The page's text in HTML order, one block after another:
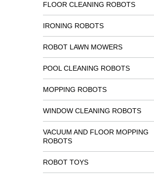
FLOOR CLEANING ROBOTS
IRONING ROBOTS
ROBOT LAWN MOWERS
POOL CLEANING ROBOTS
MOPPING ROBOTS
WINDOW CLEANING ROBOTS
VACUUM AND FLOOR MOPPING
ROBOTS
ROBOT TOYS